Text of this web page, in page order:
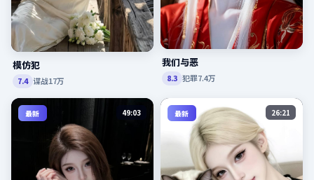
模仿犯
7.4 谍战17万
我们与恶
8.3 犯罪7.4万
最新 49:03 最新 26:21